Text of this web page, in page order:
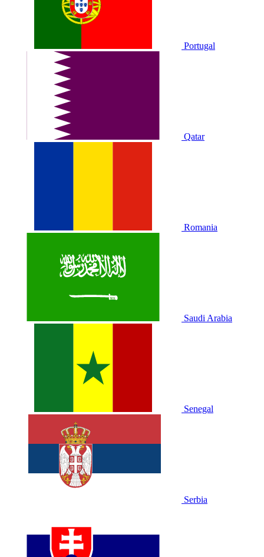
Portugal
Qatar
Romania
Saudi Arabia
Senegal
Serbia